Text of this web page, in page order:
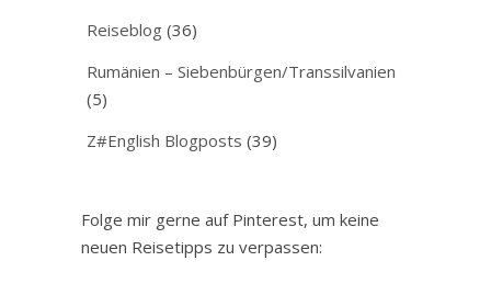
Reiseblog (36)
Rumänien – Siebenbürgen/Transsilvanien
(5)
Z#English Blogposts (39)
Folge mir gerne auf Pinterest, um keine
neuen Reisetipps zu verpassen: